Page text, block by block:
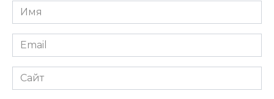
Имя
*
Email
*
Сайт